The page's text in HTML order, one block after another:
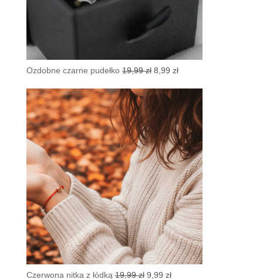
Ozdobne czarne pudełko 19,99zł Pierwotna
wynosiła:
19,99 zł.
8,99 złAktualna
wynosi:
8,99 zł.
Czerwona nitka z łódką 19,99zł Pierwotna
9,99 złAktualna